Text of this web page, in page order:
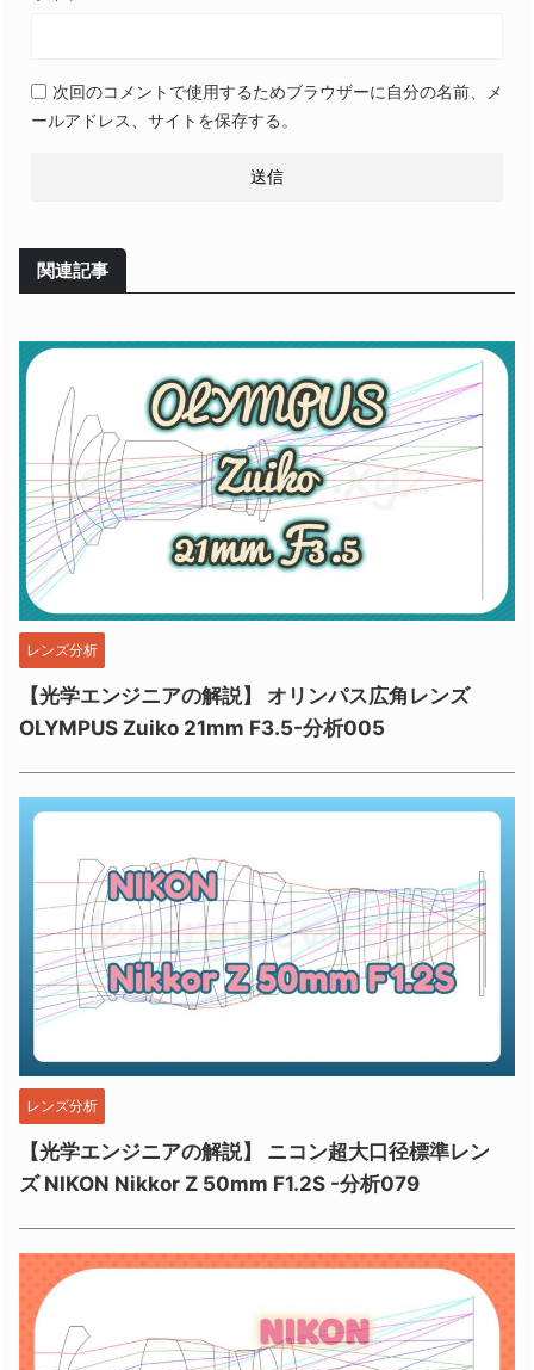
次回のコメントで使用するためブラウザーに自分の名前、メ
ールアドレス、サイトを保存する。
関連記事
レンズ分析
【光学エンジニアの解説】 オリンパス広角レンズ
OLYMPUS Zuiko 21mm F3.5-分析005
レンズ分析
【光学エンジニアの解説】 ニコン超大口径標準レン
ズ NIKON Nikkor Z 50mm F1.2S -分析079